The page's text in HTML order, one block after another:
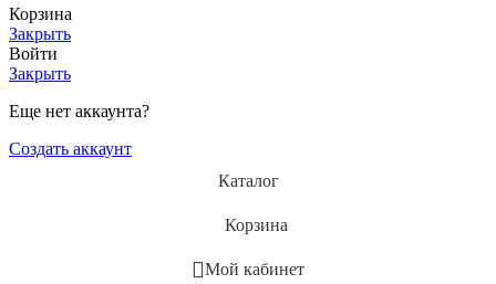
Корзина
Закрыть
Войти
Закрыть
Еще нет аккаунта?
Создать аккаунт
Каталог
Корзина
Мой кабинет